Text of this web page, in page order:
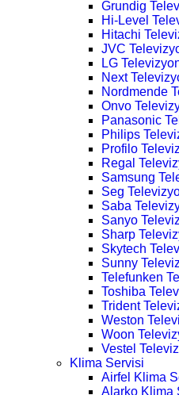
Grundig
Hi-Level
Hitachi
JVC
LG
Next
Nordmende
Onvo
Panasonic
Philips
Profilo
Regal
Samsung
Seg
Saba
Sanyo
Sharp
Skytech
Sunny
Telefunken
Toshiba
Trident
Weston
Woon
Vestel
Klima Servisi
Airfel Klima
Alarko Klima